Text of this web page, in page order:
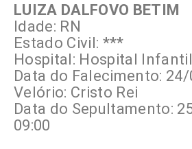
LUIZA DALFOVO BETIM
Idade: RN
Estado Civil: ***
Hospital: Hospital
Data do Falecimento:
Velório: Cristo Rei
Data do Sepultamento:
09:00